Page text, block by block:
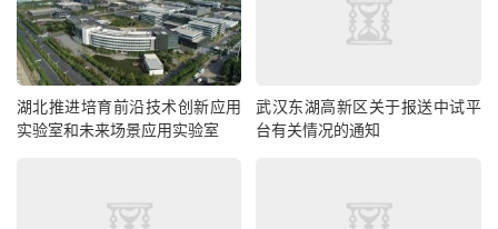
湖北推进培育前沿技术创新应用
实验室和未来场景应用实验室
武汉东湖高新区关于报送中试平
台有关情况的通知